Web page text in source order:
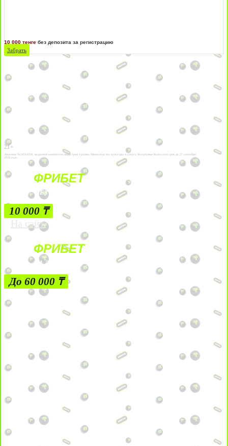
10 000 тенге без депозита за регистрацию
Забрать
21+
Лицензии №24514359, выданной комитетом индустрии туризма Министерства культуры и спорта Республики Казахстан срок до 27 сентября
2034 года.
ФРИБЕТ
БЕЗ УСЛОВИЙ
10 000 ₸
На сайт
ФРИБЕТ
ЗА ДЕПОЗИТЫ
До 60 000 ₸